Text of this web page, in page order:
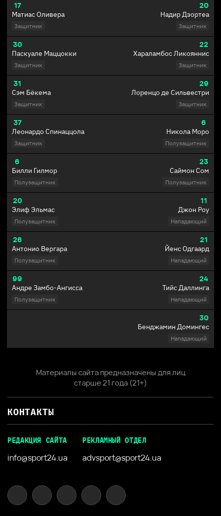
17
Матиас Оливера
Защитник
30
Паскуале Маццокки
Защитник
31
Сэм Бёкема
Защитник
37
Леонардо Спинаццола
Защитник
6
Билли Гилмор
Полузащитник
20
Элиф Эльмас
Полузащитник
26
Антонио Вергара
Полузащитник
99
Андре Замбо-Ангисса
Полузащитник
20
Надир Дзортеа
Защитник
22
Хараламбос Ликояннис
Защитник
29
Лоренцо де Сильвестри
Защитник
6
Никола Моро
Полузащитник
23
Саймон Сом
Полузащитник
11
Джон Роу
Нападающий
21
Йенс Одгаард
Нападающий
24
Тийс Даллинга
Нападающий
30
Бенджамин Домингес
Нападающий
Материалы сайта предназначены для лиц
старше 21 года (21+)
КОНТАКТЫ
РЕДАКЦИЯ САЙТА
info@sport24.ua
РЕКЛАМНЫЙ ОТДЕЛ
advsport@sport24.ua